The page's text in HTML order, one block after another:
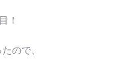
！
ので、